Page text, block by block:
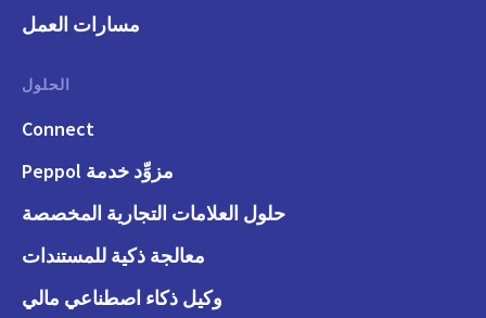
مسارات العمل
الحلول
Connect
مزوِّد خدمة Peppol
حلول العلامات التجارية المخصصة
معالجة ذكية للمستندات
وكيل ذكاء اصطناعي مالي